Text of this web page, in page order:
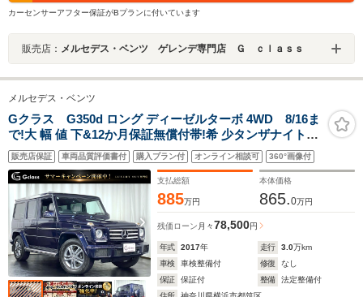
カーセンサーアフター保証がBプランに付いています
販売店： メルセデス・ベンツ ゲレンデ専門店 Ｇ ｃｌａｓｓ
メルセデス・ベンツ
Gクラス G350d ロング ディーゼルターボ 4WD 8/16ま
で!大 幅 値 下&12か月保証無償付帯!希 少タンザナイトブ
ルー×グレーレザー 後期ナビAppleCarPlay/AndroidAuto
ラグジュアリーPKG iiD製ローダウンサス ヒッチメンバ
ー G550用グレー18AW ハーマンカードン
販売店保証 車両品質評価書付 購入プラン付 オンライン相談可 360°画像付
支払総額
885万円
本体価格
865.0万円
残価ローン 月々78,500円
年式 2017年 走行 3.0万km
車検
車検整備付 修復
なし
保証
保証付 整備
法定整備付